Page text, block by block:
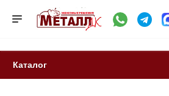
Каталог